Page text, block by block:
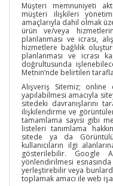
Müşteri memnuniyeti
müşteri ilişkileri
amaçlarıyla dahil olmak
ürün ve/veya
planlanması ve icrası,
hizmetlere bağlılık
planlanması ve icrası
doğrultusunda
Metnin’nde belirtilen
Alışveriş Sitemiz; online
yapılabilmesi amacıyla
sitedeki davranışlarını
ilişkilendirme ve
tamamlama sayısı gibi
listeleri tanımlama
sitede ya da
kullanıcıların ilgi
gösterilebilir. Google
yönlendirilmesi esnasında
yerleştirebilir veya
toplamak amacı ile web